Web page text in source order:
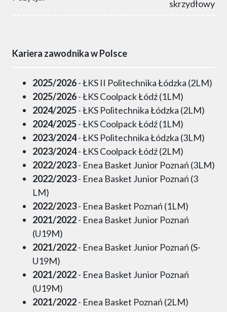
skrzydłowy
Kariera zawodnika w Polsce
2025/2026- ŁKS II Politechnika Łódzka (2LM)
2025/2026- ŁKS Coolpack Łódź (1LM)
2024/2025- ŁKS Politechnika Łódzka (2LM)
2024/2025- ŁKS Coolpack Łódź (1LM)
2023/2024- ŁKS Politechnika Łódzka (3LM)
2023/2024- ŁKS Coolpack Łódź (2LM)
2022/2023- Enea Basket Junior Poznań (3LM)
2022/2023- Enea Basket Junior Poznań (3
LM)
2022/2023- Enea Basket Poznań (1LM)
2021/2022- Enea Basket Junior Poznań
(U19M)
2021/2022- Enea Basket Junior Poznań (S-
U19M)
2021/2022- Enea Basket Junior Poznań
(U19M)
2021/2022- Enea Basket Poznań (2LM)